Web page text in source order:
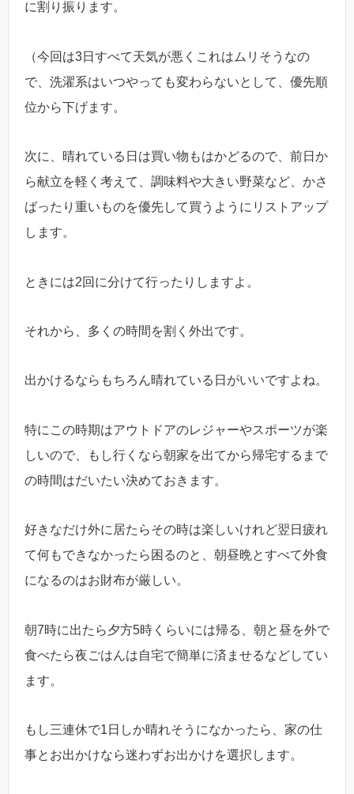
に割り振ります。
（今回は3日すべて天気が悪くこれはムリそうなの
で、洗濯系はいつやっても変わらないとして、優先順
位から下げます。
次に、晴れている日は買い物もはかどるので、前日か
ら献立を軽く考えて、調味料や大きい野菜など、かさ
ばったり重いものを優先して買うようにリストアップ
します。
ときには2回に分けて行ったりしますよ。
それから、多くの時間を割く外出です。
出かけるならもちろん晴れている日がいいですよね。
特にこの時期はアウトドアのレジャーやスポーツが楽
しいので、もし行くなら朝家を出てから帰宅するまで
の時間はだいたい決めておきます。
好きなだけ外に居たらその時は楽しいけれど翌日疲れ
て何もできなかったら困るのと、朝昼晩とすべて外食
になるのはお財布が厳しい。
朝7時に出たら夕方5時くらいには帰る、朝と昼を外で
食べたら夜ごはんは自宅で簡単に済ませるなどしてい
ます。
もし三連休で1日しか晴れそうになかったら、家の仕
事とお出かけなら迷わずお出かけを選択します。